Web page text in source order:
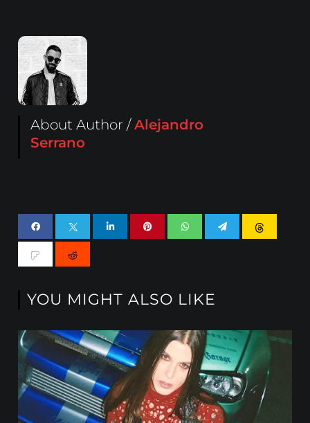
About Author /Alejandro
Serrano
YOU MIGHT ALSO LIKE